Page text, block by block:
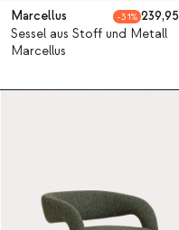
Marcellus 31
239,95
Sessel aus Stoff und Metall
Marcellus